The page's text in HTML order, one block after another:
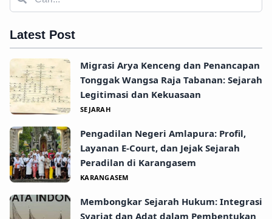
Latest Post
Migrasi Arya Kenceng dan Penancapan
Tonggak Wangsa Raja Tabanan: Sejarah
Legitimasi dan Kekuasaan
SEJARAH
Pengadilan Negeri Amlapura: Profil,
Layanan E-Court, dan Jejak Sejarah
Peradilan di Karangasem
KARANGASEM
Membongkar Sejarah Hukum: Integrasi
Syariat dan Adat dalam Pembentukan